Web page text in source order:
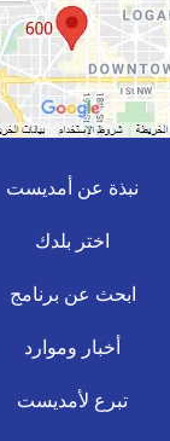
نبذة عن أمديست
اختر بلدك
ابحث عن برنامج
أخبار وموارد
تبرع لأمديست